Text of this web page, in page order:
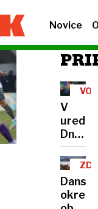
Novice
V
vam
želimo
miren
božič